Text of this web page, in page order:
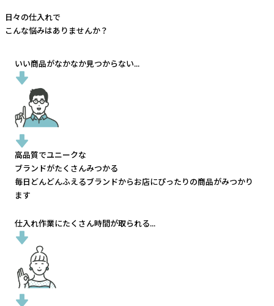
日々の仕入れで
こんな悩みはありませんか？
いい商品がなかなか見つからない...
高品質でユニークな
ブランドがたくさんみつかる
毎日どんどんふえるブランドからお店にぴったりの商品がみつかり
ます
仕入れ作業にたくさん時間が取られる...